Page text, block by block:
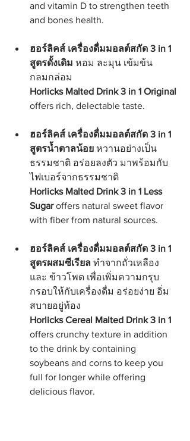
and vitamin D to strengthen teeth
and bones health.
ฮอร์ลิคส์ เครื่องดื่มมอลต์สกัด 3 in 1
สูตรดั้งเดิม หอม ละมุน เข้มข้น
กลมกล่อม
Horlicks Malted Drink 3 in 1 Original
offers rich, delectable taste.
ฮอร์ลิคส์ เครื่องดื่มมอลต์สกัด 3 in 1
สูตรน้ำตาลน้อย หวานอย่างเป็น
ธรรมชาติ อร่อยลงตัว มาพร้อมกับ
ไฟเบอร์จากธรรมชาติ
Horlicks Malted Drink 3 in 1 Less
Sugar offers natural sweet flavor
with fiber from natural sources.
ฮอร์ลิคส์ เครื่องดื่มมอลต์สกัด 3 in 1
สูตรผสมซีเรียล ทำจากถั่วเหลือง
และ ข้าวโพด เพื่อเพิ่มความกรุบ
กรอบให้กับเครื่องดื่ม อร่อยง่าย อิ่ม
สบายอยู่ท้อง
Horlicks Cereal Malted Drink 3 in 1
offers crunchy texture in addition
to the drink by containing
soybeans and corns to keep you
full for longer while offering
delicious flavor.